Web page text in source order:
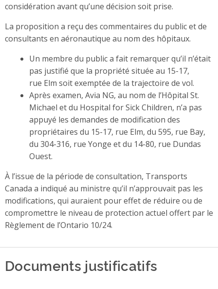
considération avant qu’une décision soit prise.
La proposition a reçu des commentaires du public et de
consultants en aéronautique au nom des hôpitaux.
Un membre du public a fait remarquer qu’il n’était
pas justifié que la propriété située au 15-17,
rue Elm soit exemptée de la trajectoire de vol.
Après examen, Avia NG, au nom de l’Hôpital St.
Michael et du Hospital for Sick Children, n’a pas
appuyé les demandes de modification des
propriétaires du 15-17, rue Elm, du 595, rue Bay,
du 304-316, rue Yonge et du 14-80, rue Dundas
Ouest.
À l’issue de la période de consultation, Transports
Canada a indiqué au ministre qu’il n’approuvait pas les
modifications, qui auraient pour effet de réduire ou de
compromettre le niveau de protection actuel offert par le
Règlement de l’Ontario 10/24.
Documents justificatifs